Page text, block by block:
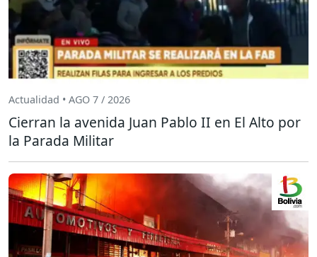
Actualidad • AGO 7 / 2026
Cierran la avenida Juan Pablo II en El Alto por
la Parada Militar